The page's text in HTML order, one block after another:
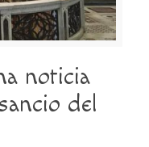
noticia
del